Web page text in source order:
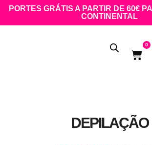
PORTES GRÁTIS A PARTIR DE 60€
CONTINENTAL
0
DEPILAÇÃO